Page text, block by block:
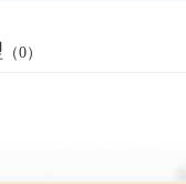
（0）